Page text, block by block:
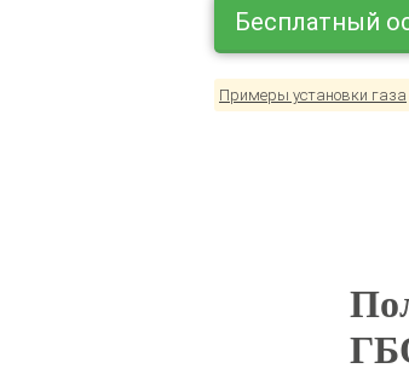
Бесплатный
Примеры установки газа